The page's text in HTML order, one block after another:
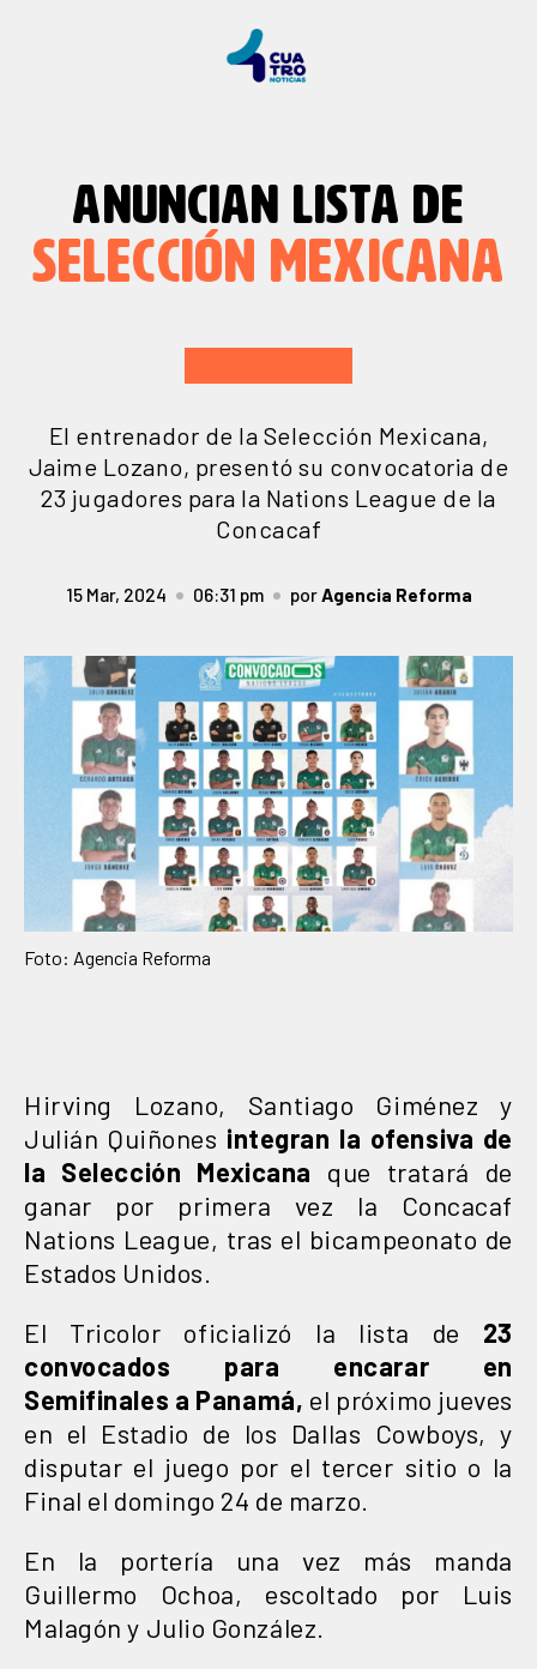
ANUNCIAN LISTA DE
SELECCIÓN MEXICANA
El entrenador de la Selección Mexicana,
Jaime Lozano, presentó su convocatoria de
23 jugadores para la Nations League de la
Concacaf
15 Mar, 2024 06:31 pm porAgencia Reforma
Foto: Agencia Reforma
Hirving Lozano, Santiago Giménez y
Julián Quiñones integran la ofensiva de
la Selección Mexicana que tratará de
ganar por primera vez la Concacaf
Nations League, tras el bicampeonato de
Estados Unidos.
El Tricolor oficializó la lista de 23
convocados para encarar en
Semifinales a Panamá, el próximo jueves
en el Estadio de los Dallas Cowboys, y
disputar el juego por el tercer sitio o la
Final el domingo 24 de marzo.
En la portería una vez más manda
Guillermo Ochoa, escoltado por Luis
Malagón y Julio González.